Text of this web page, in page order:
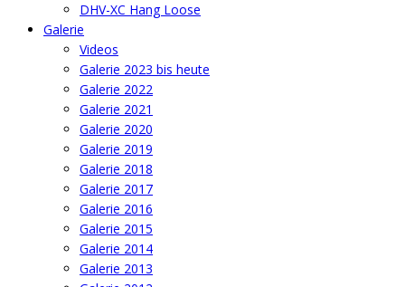
DHV-XC Hang Loose
Galerie
Videos
Galerie 2023 bis heute
Galerie 2022
Galerie 2021
Galerie 2020
Galerie 2019
Galerie 2018
Galerie 2017
Galerie 2016
Galerie 2015
Galerie 2014
Galerie 2013